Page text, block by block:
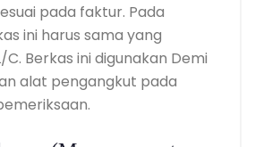
pada faktur. Pada
ini harus sama yang
Berkas ini digunakan Demi
alat pengangkut pada